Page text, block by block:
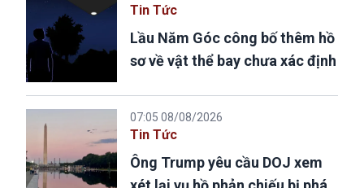
Tin Tức
Lầu Năm Góc công bố thêm hồ
sơ về vật thể bay chưa xác định
07:05 08/08/2026
Tin Tức
Ông Trump yêu cầu DOJ xem